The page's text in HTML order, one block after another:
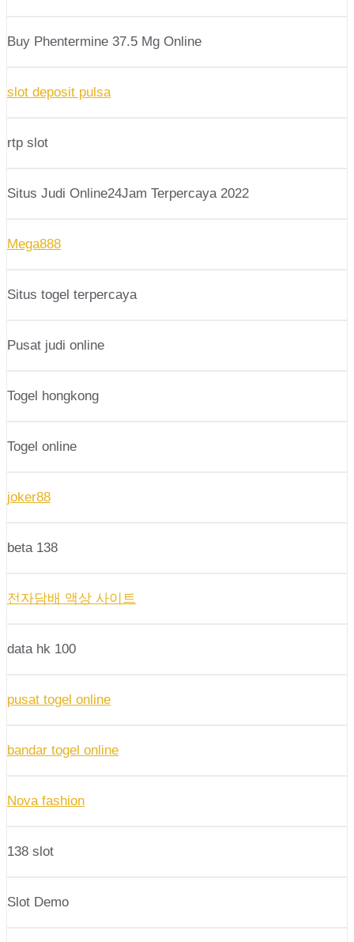
Buy Phentermine 37.5 Mg Online
slot deposit pulsa
rtp slot
Situs Judi Online24Jam Terpercaya 2022
Mega888
Situs togel terpercaya
Pusat judi online
Togel hongkong
Togel online
joker88
beta 138
전자담배 액상 사이트
data hk 100
pusat togel online
bandar togel online
Nova fashion
138 slot
Slot Demo